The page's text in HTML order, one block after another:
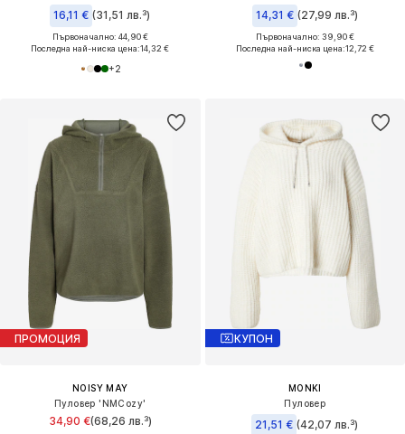
16,11 € (31,51 лв.³)
Първоначално: 44,90 €
Последна най-ниска цена:14,32 €
+2
14,31 € (27,99 лв.³)
Първоначално: 39,90 €
Последна най-ниска цена:12,72 €
ПРОМОЦИЯ
NOISY MAY
Пуловер 'NMCozy'
34,90 €(68,26 лв.³)
КУПОН
MONKI
Пуловер
21,51 € (42,07 лв.³)